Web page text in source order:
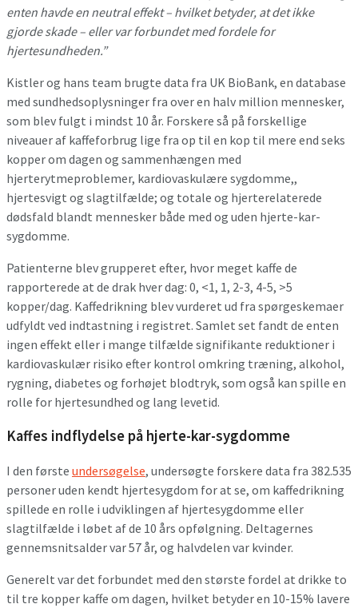
enten havde en neutral effekt – hvilket betyder, at det ikke
gjorde skade – eller var forbundet med fordele for
hjertesundheden.”
Kistler og hans team brugte data fra UK BioBank, en database
med sundhedsoplysninger fra over en halv million mennesker,
som blev fulgt i mindst 10 år. Forskere så på forskellige
niveauer af kaffeforbrug lige fra op til en kop til mere end seks
kopper om dagen og sammenhængen med
hjerterytmeproblemer, kardiovaskulære sygdomme,,
hjertesvigt og slagtilfælde; og totale og hjerterelaterede
dødsfald blandt mennesker både med og uden hjerte-kar-
sygdomme.
Patienterne blev grupperet efter, hvor meget kaffe de
rapporterede at de drak hver dag: 0, <1, 1, 2-3, 4-5, >5
kopper/dag. Kaffedrikning blev vurderet ud fra spørgeskemaer
udfyldt ved indtastning i registret. Samlet set fandt de enten
ingen effekt eller i mange tilfælde signifikante reduktioner i
kardiovaskulær risiko efter kontrol omkring træning, alkohol,
rygning, diabetes og forhøjet blodtryk, som også kan spille en
rolle for hjertesundhed og lang levetid.
Kaffes indflydelse på hjerte-kar-sygdomme
I den første undersøgelse, undersøgte forskere data fra 382.535
personer uden kendt hjertesygdom for at se, om kaffedrikning
spillede en rolle i udviklingen af ​​hjertesygdomme eller
slagtilfælde i løbet af de 10 års opfølgning. Deltagernes
gennemsnitsalder var 57 år, og halvdelen var kvinder.
Generelt var det forbundet med den største fordel at drikke to
til tre kopper kaffe om dagen, hvilket betyder en 10-15% lavere